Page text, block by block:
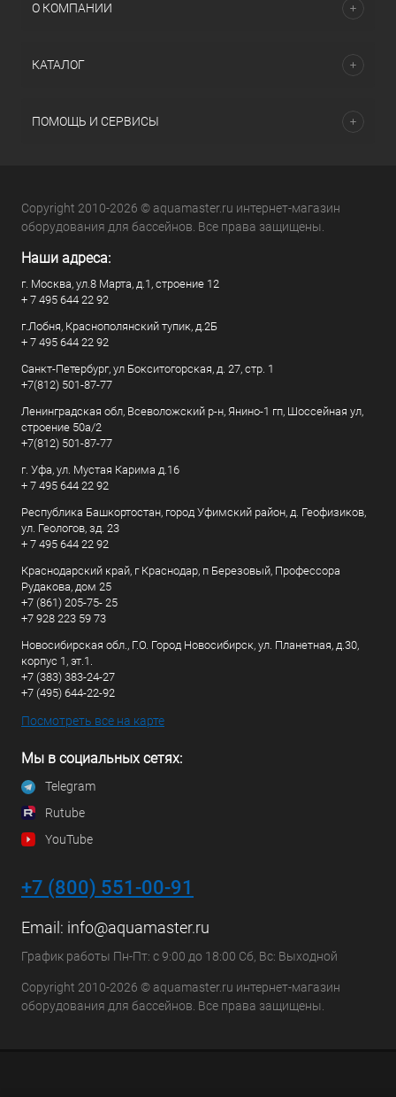
О КОМПАНИИ
КАТАЛОГ
ПОМОЩЬ И СЕРВИСЫ
Copyright 2010-2026 © aquamaster.ru интернет-магазин
оборудования для бассейнов. Все права защищены.
Наши адреса:
г. Москва, ул.8 Марта, д.1, строение 12
+ 7 495 644 22 92
г.Лобня, Краснополянский тупик, д.2Б
+ 7 495 644 22 92
Санкт-Петербург, ул Бокситогорская, д. 27, стр. 1
+7(812) 501-87-77
Ленинградская обл, Всеволожский р-н, Янино-1 гп, Шоссейная ул,
строение 50а/2
+7(812) 501-87-77
г. Уфа, ул. Мустая Карима д.16
+ 7 495 644 22 92
Республика Башкортостан, город Уфимский район, д. Геофизиков,
ул. Геологов, зд. 23
+ 7 495 644 22 92
Краснодарский край, г Краснодар, п Березовый, Профессора
Рудакова, дом 25
+7 (861) 205-75- 25
+7 928 223 59 73
Новосибирская обл., Г.О. Город Новосибирск, ул. Планетная, д.30,
корпус 1, эт.1.
+7 (383) 383-24-27
+7 (495) 644-22-92
Посмотреть все на карте
Мы в социальных сетях:
Telegram
Rutube
YouTube
+7 (800) 551-00-91
Email: info@aquamaster.ru
График работы Пн-Пт: с 9:00 до 18:00 Сб, Вс: Выходной
Copyright 2010-2026 © aquamaster.ru интернет-магазин
оборудования для бассейнов. Все права защищены.